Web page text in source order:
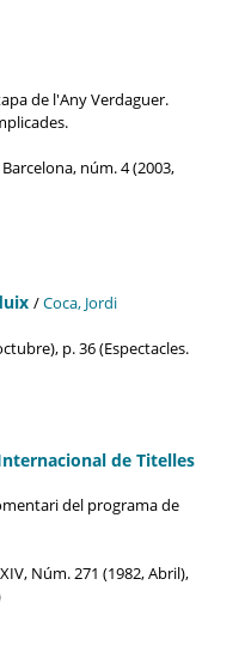
de l'Any Verdaguer.
Barcelona, núm. 4 (2003,
/Coca, Jordi
p. 36 (Espectacles.
de Titelles
del programa de
Núm. 271 (1982, Abril),